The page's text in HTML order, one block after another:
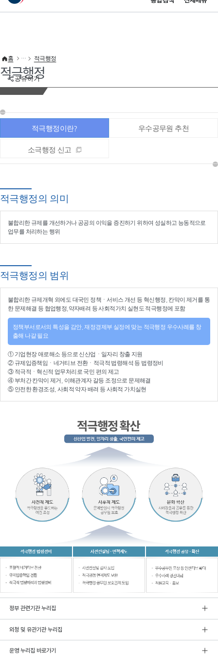
이 누리집은 대한민국 공식 전자정부 누리집입니다.
공유하기
홈 적극행정
적극행정
적극행정이란? 우수공무원 추천
소극행정 신고
적극행정의 의미
불합리한 규제를 개선하거나 공공의 이익을 증진하기 위하여 성실하고 능동적으로
업무를 처리하는 행위
적극행정의 범위
불합리한 규제개혁 외에도 대국민 정책ㆍ서비스 개선 등 혁신행정 , 칸막이 제거를 통
한 문제해결 등 협업행정 ,약자배려 등사회적가치 실현 도 적극행정에 포함
정책부서로서의 특성을 감안, 재정경제부 실정에 맞는 적극행정 우수사례를 창
출해 나갈 필요
① 기업현장 애로해소 등으로 신산업 ㆍ 일자리 창출 지원
② 규제입증책임 ㆍ 네거티브 전환ㆍ적극적 법령해석 등 법령정비
③ 적극적 ㆍ 혁신적 업무처리 로 국민 편의 제고
④ 부처간 칸막이 제거, 이해관계자 갈등 조정으로 문제해결
⑤ 안전한 환경조성, 사회적 약자 배려 등 사회적 가치실현
정부 관련기관 누리집
외청 및 유관기관 누리집
운영 누리집 바로가기